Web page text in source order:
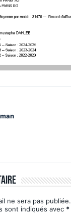
ne sera pas publiée.
sont indiqués avec *